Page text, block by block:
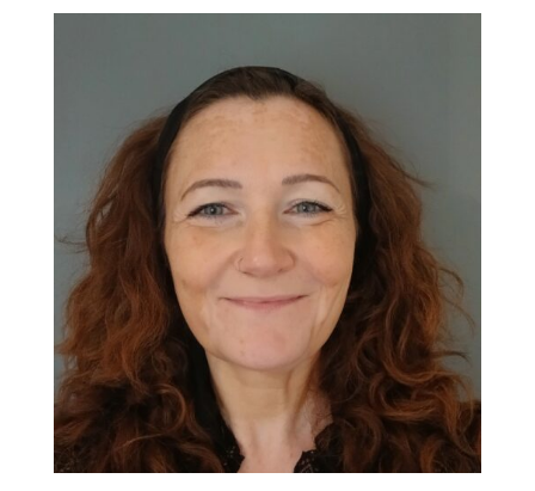
Festival
Nous
contacter
Pep’s
up